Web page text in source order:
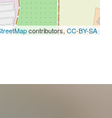
contributors,CC-BY-SA